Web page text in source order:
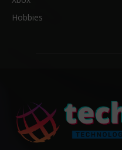
Hobbies